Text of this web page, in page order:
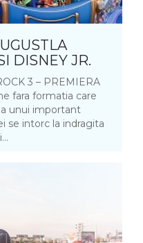
DISNEY JR.
3 – PREMIERA
fara formatia care
unui important
se intorc la indragita